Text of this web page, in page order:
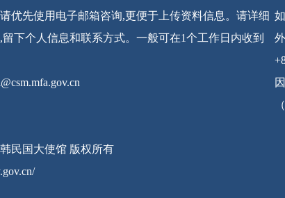
优先使用电子邮箱咨询,更便于上传资料信息。请详细
下个人信息和联系方式。一般可在1个工作日内收到
民国大使馆 版权所有